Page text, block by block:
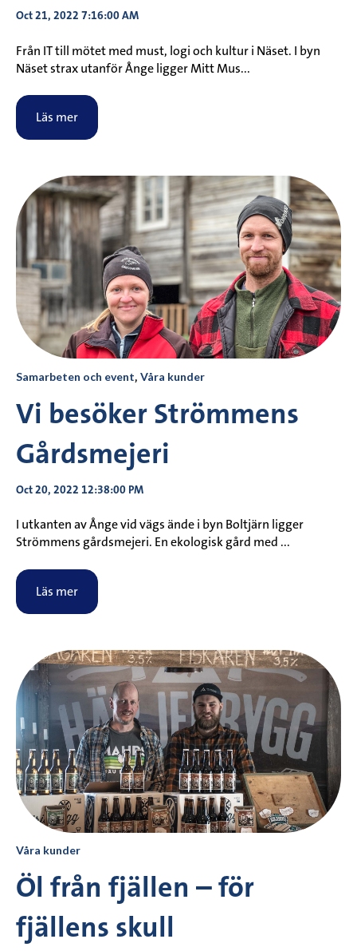
Oct 21, 2022 7:16:00 AM
Från IT till mötet med must, logi och kultur i Näset. I byn
Näset strax utanför Ånge ligger Mitt Mus...
Läs mer
Samarbeten och event, Våra kunder
Vi besöker Strömmens
Gårdsmejeri
Oct 20, 2022 12:38:00 PM
I utkanten av Ånge vid vägs ände i byn Boltjärn ligger
Strömmens gårdsmejeri. En ekologisk gård med ...
Läs mer
Våra kunder
Öl från fjällen – för
fjällens skull